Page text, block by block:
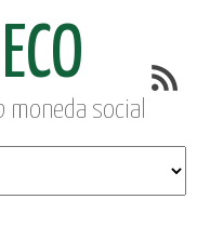
ECO
social